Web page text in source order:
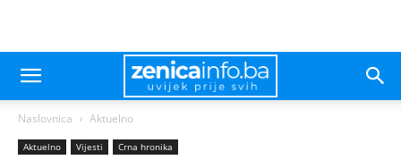
Naslovnica Aktuelno
Aktuelno Vijesti Crna hronika